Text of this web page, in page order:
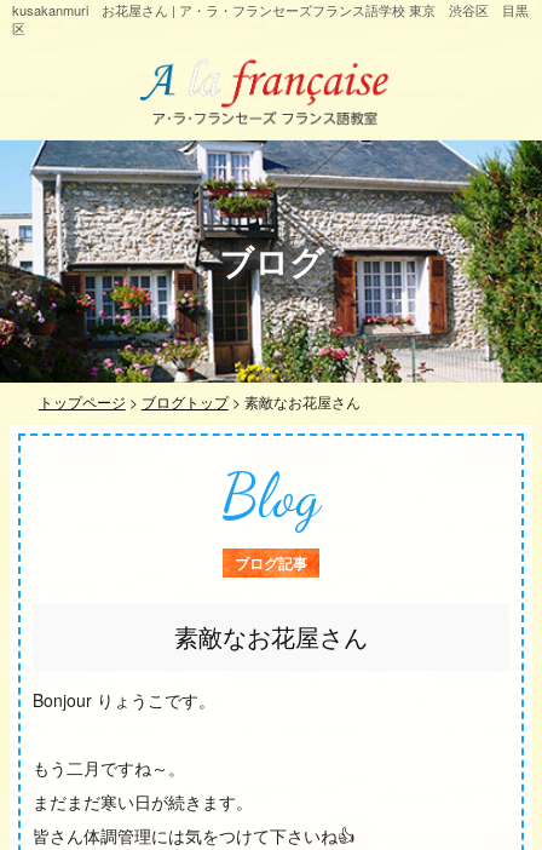
kusakanmuri お花屋さん | ア・ラ・フランセーズフランス語学校 東京 渋谷区 目黒
区
ブログ
トップページ > ブログトップ> 素敵なお花屋さん
Blog
ブログ記事
素敵なお花屋さん
Bonjour りょうこです。
もう二月ですね～。
まだまだ寒い日が続きます。
皆さん体調管理には気をつけて下さいね👍